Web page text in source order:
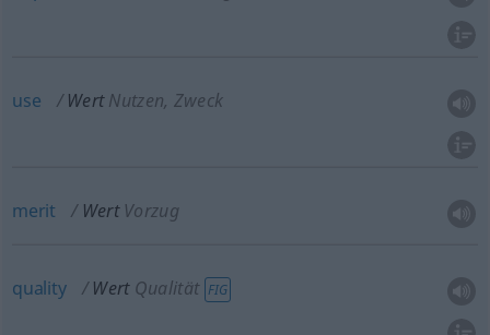
use Wert Nutzen, Zweck
merit Wert Vorzug
quality Wert Qualität FIG